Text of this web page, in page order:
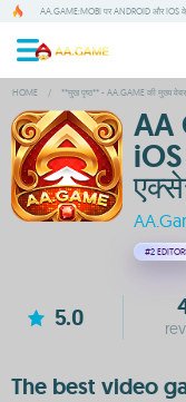
AA.GAME:MOBI पर ANDROID और IOS
HOME / **मुख पृष्ठ** - AA.GAME की मुख्य
AA
#2
5.0
The best video